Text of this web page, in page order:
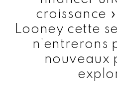
croissance
Looney cette
n’entrerons
nouveaux